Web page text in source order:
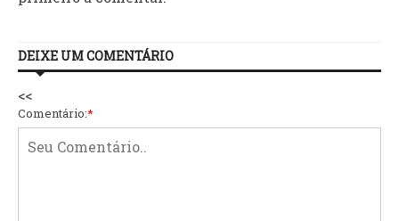
DEIXE UM COMENTÁRIO
<<
Comentário:*